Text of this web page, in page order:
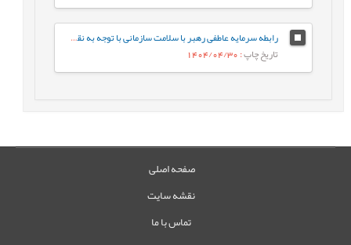
رابطه سرمایه عاطفی رهبر با سلامت سازمانی با توجه به نقش واسطه‌ای سرمایه عاطفی پرستاران
تاریخ چاپ: 1404/04/30
صفحه اصلی
نقشه سایت
تماس با ما